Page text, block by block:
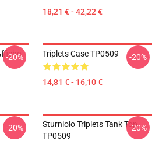
18,21 € - 42,22 €
-20% Triplets Case TP0509
14,81 € - 16,10 €
-20%
-20%
Sturniolo Triplets Tank Top
TP0509
-20%